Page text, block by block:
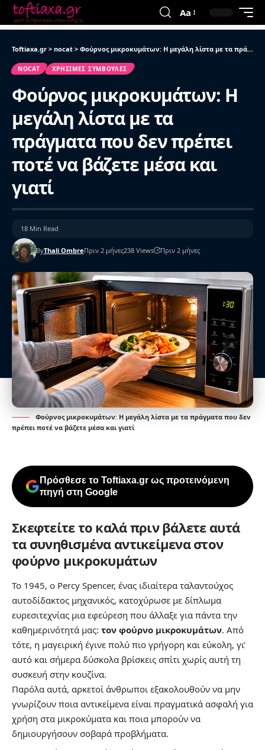
Aa
Toftiaxa.gr > nocat > Φούρνος μικροκυμάτων: Η μεγάλη λίστα με τα πράγματα που δεν πρέπει ποτέ να βάζετε μέσα και γιατί
NOCAT ΧΡΉΣΙΜΕΣ ΣΥΜΒΟΥΛΈΣ
Φούρνος μικροκυμάτων: Η
μεγάλη λίστα με τα
πράγματα που δεν πρέπει
ποτέ να βάζετε μέσα και
γιατί
ByThali OmbreΠριν 2 μήνες238 Views Πριν 2 μήνες
18 Min Read
Φούρνος μικροκυμάτων: Η μεγάλη λίστα με τα πράγματα που δεν
πρέπει ποτέ να βάζετε μέσα και γιατί
Πρόσθεσε το Toftiaxa.gr ως προτεινόμενη
πηγή στη Google
Σκεφτείτε το καλά πριν βάλετε αυτά
τα συνηθισμένα αντικείμενα στον
φούρνο μικροκυμάτων
Το 1945, ο Percy Spencer, ένας ιδιαίτερα ταλαντούχος
αυτοδίδακτος μηχανικός, κατοχύρωσε με δίπλωμα
ευρεσιτεχνίας μια εφεύρεση που άλλαξε για πάντα την
καθημερινότητά μας: τον φούρνο μικροκυμάτων. Από
τότε, η μαγειρική έγινε πολύ πιο γρήγορη και εύκολη, γι’
αυτό και σήμερα δύσκολα βρίσκεις σπίτι χωρίς αυτή τη
συσκευή στην κουζίνα.
Παρόλα αυτά, αρκετοί άνθρωποι εξακολουθούν να μην
γνωρίζουν ποια αντικείμενα είναι πραγματικά ασφαλή για
χρήση στα μικροκύματα και ποια μπορούν να
δημιουργήσουν σοβαρά προβλήματα.